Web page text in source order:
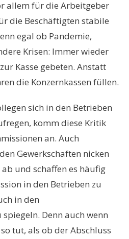
allem für die Arbeitgeber
die Beschäftigten stabile
egal ob Pandemie,
Krisen: Immer wieder
Kasse gebeten. Anstatt
die Konzernkassen füllen.
sich in den Betrieben
komm diese Kritik
an. Auch
Gewerkschaften nicken
und schaffen es häufig
in den Betrieben zu
in den
Denn auch wenn
tut, als ob der Abschluss